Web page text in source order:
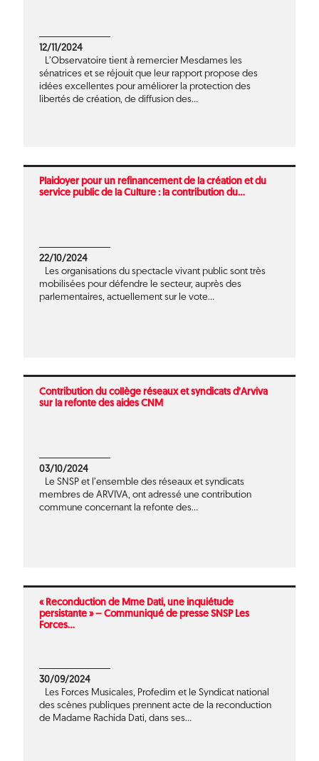
12/11/2024
L’Observatoire tient à remercier Mesdames les
sénatrices et se réjouit que leur rapport propose des
idées excellentes pour améliorer la protection des
libertés de création, de diffusion des...
Plaidoyer pour un refinancement de la création et du
service public de la Culture : la contribution du...
22/10/2024
Les organisations du spectacle vivant public sont très
mobilisées pour défendre le secteur, auprès des
parlementaires, actuellement sur le vote...
Contribution du collège réseaux et syndicats d’Arviva
sur la refonte des aides CNM
03/10/2024
Le SNSP et l’ensemble des réseaux et syndicats
membres de ARVIVA, ont adressé une contribution
commune concernant la refonte des...
« Reconduction de Mme Dati, une inquiétude
persistante » – Communiqué de presse SNSP Les
Forces...
30/09/2024
Les Forces Musicales, Profedim et le Syndicat national
des scènes publiques prennent acte de la reconduction
de Madame Rachida Dati, dans ses...